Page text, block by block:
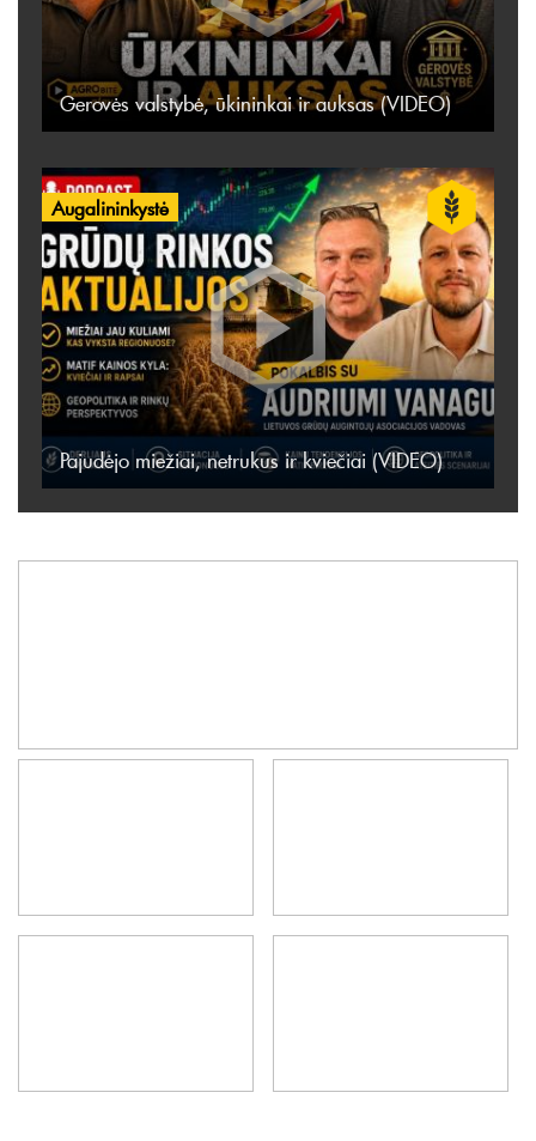
Gerovės valstybė, ūkininkai ir auksas (VIDEO)
Augalininkystė
Pajudėjo miežiai, netrukus ir kviečiai (VIDEO)